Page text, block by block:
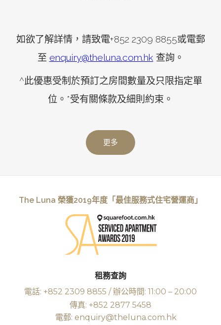
如欲了解詳情，請致電+852 2309 8855或電郵
至 enquiry@theluna.com.hk 查詢。
^此優惠受制於預訂之房間數量及只限指定單
位。*受有關條款及細則約束。
更多
The Luna 榮獲2019年度「最佳服務式住宅營運商」
租務查詢
電話: +852 2309 8855 / 辦公時間: 11:00 – 20:00
傳真: +852 2877 5458
電郵: enquiry@theluna.com.hk